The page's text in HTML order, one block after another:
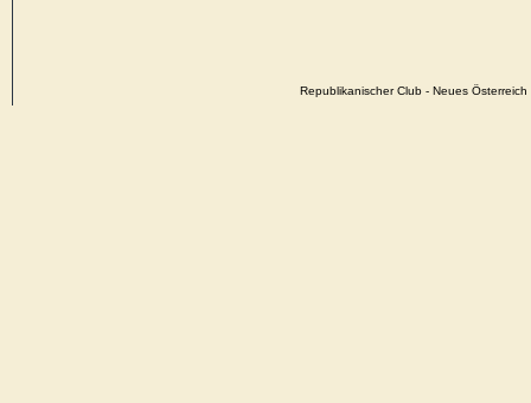
Republikanischer Club - Neues